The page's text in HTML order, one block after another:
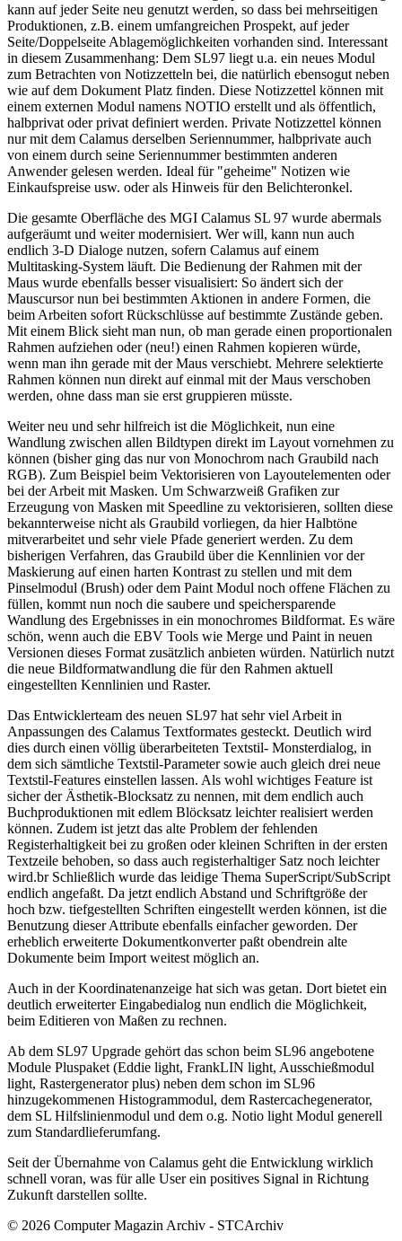
kann auf jeder Seite neu genutzt werden, so dass bei mehrseitigen
Produktionen, z.B. einem umfangreichen Prospekt, auf jeder
Seite/Doppelseite Ablagemöglichkeiten vorhanden sind. Interessant
in diesem Zusammenhang: Dem SL97 liegt u.a. ein neues Modul
zum Betrachten von Notizzetteln bei, die natürlich ebensogut neben
wie auf dem Dokument Platz finden. Diese Notizzettel können mit
einem externen Modul namens NOTIO erstellt und als öffentlich,
halbprivat oder privat definiert werden. Private Notizzettel können
nur mit dem Calamus derselben Seriennummer, halbprivate auch
von einem durch seine Seriennummer bestimmten anderen
Anwender gelesen werden. Ideal für "geheime" Notizen wie
Einkaufspreise usw. oder als Hinweis für den Belichteronkel.
Die gesamte Oberfläche des MGI Calamus SL 97 wurde abermals
aufgeräumt und weiter modernisiert. Wer will, kann nun auch
endlich 3-D Dialoge nutzen, sofern Calamus auf einem
Multitasking-System läuft. Die Bedienung der Rahmen mit der
Maus wurde ebenfalls besser visualisiert: So ändert sich der
Mauscursor nun bei bestimmten Aktionen in andere Formen, die
beim Arbeiten sofort Rückschlüsse auf bestimmte Zustände geben.
Mit einem Blick sieht man nun, ob man gerade einen proportionalen
Rahmen aufziehen oder (neu!) einen Rahmen kopieren würde,
wenn man ihn gerade mit der Maus verschiebt. Mehrere selektierte
Rahmen können nun direkt auf einmal mit der Maus verschoben
werden, ohne dass man sie erst gruppieren müsste.
Weiter neu und sehr hilfreich ist die Möglichkeit, nun eine
Wandlung zwischen allen Bildtypen direkt im Layout vornehmen zu
können (bisher ging das nur von Monochrom nach Graubild nach
RGB). Zum Beispiel beim Vektorisieren von Layoutelementen oder
bei der Arbeit mit Masken. Um Schwarzweiß Grafiken zur
Erzeugung von Masken mit Speedline zu vektorisieren, sollten diese
bekannterweise nicht als Graubild vorliegen, da hier Halbtöne
mitverarbeitet und sehr viele Pfade generiert werden. Zu dem
bisherigen Verfahren, das Graubild über die Kennlinien vor der
Maskierung auf einen harten Kontrast zu stellen und mit dem
Pinselmodul (Brush) oder dem Paint Modul noch offene Flächen zu
füllen, kommt nun noch die saubere und speichersparende
Wandlung des Ergebnisses in ein monochromes Bildformat. Es wäre
schön, wenn auch die EBV Tools wie Merge und Paint in neuen
Versionen dieses Format zusätzlich anbieten würden. Natürlich nutzt
die neue Bildformatwandlung die für den Rahmen aktuell
eingestellten Kennlinien und Raster.
Das Entwicklerteam des neuen SL97 hat sehr viel Arbeit in
Anpassungen des Calamus Textformates gesteckt. Deutlich wird
dies durch einen völlig überarbeiteten Textstil- Monsterdialog, in
dem sich sämtliche Textstil-Parameter sowie auch gleich drei neue
Textstil-Features einstellen lassen. Als wohl wichtiges Feature ist
sicher der Ästhetik-Blocksatz zu nennen, mit dem endlich auch
Buchproduktionen mit edlem Blöcksatz leichter realisiert werden
können. Zudem ist jetzt das alte Problem der fehlenden
Registerhaltigkeit bei zu großen oder kleinen Schriften in der ersten
Textzeile behoben, so dass auch registerhaltiger Satz noch leichter
wird.br Schließlich wurde das leidige Thema SuperScript/SubScript
endlich angefaßt. Da jetzt endlich Abstand und Schriftgröße der
hoch bzw. tiefgestellten Schriften eingestellt werden können, ist die
Benutzung dieser Attribute ebenfalls einfacher geworden. Der
erheblich erweiterte Dokumentkonverter paßt obendrein alte
Dokumente beim Import weitest möglich an.
Auch in der Koordinatenanzeige hat sich was getan. Dort bietet ein
deutlich erweiterter Eingabedialog nun endlich die Möglichkeit,
beim Editieren von Maßen zu rechnen.
Ab dem SL97 Upgrade gehört das schon beim SL96 angebotene
Module Pluspaket (Eddie light, FrankLIN light, Ausschießmodul
light, Rastergenerator plus) neben dem schon im SL96
hinzugekommenen Histogrammodul, dem Rastercachegenerator,
dem SL Hilfslinienmodul und dem o.g. Notio light Modul generell
zum Standardlieferumfang.
Seit der Übernahme von Calamus geht die Entwicklung wirklich
schnell voran, was für alle User ein positives Signal in Richtung
Zukunft darstellen sollte.
© 2026 Computer Magazin Archiv - STCArchiv